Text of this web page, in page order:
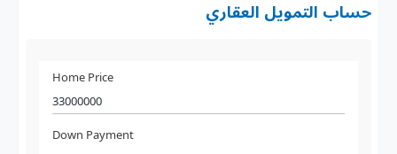
حساب التمويل العقاري
Home Price
Down Payment